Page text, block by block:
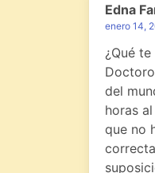
Edna
enero 14,
¿Qué
del
horas
que no